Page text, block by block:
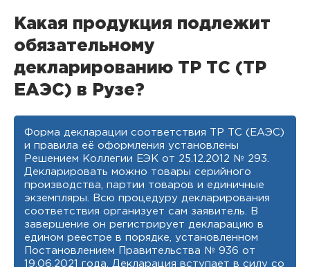
Какая продукция подлежит
обязательному
декларированию ТР ТС (ТР
ЕАЭС) в Рузе?
Форма декларации соответствия ТР ТС (ЕАЭС)
и правила её оформления установлены
Решением Коллегии ЕЭК от 25.12.2012 № 293.
Декларировать можно товары серийного
производства, партии товаров и единичные
экземпляры. Всю процедуру декларирования
соответствия организует сам заявитель. В
завершение он регистрирует декларацию в
едином реестре в порядке, установленном
Постановлением Правительства № 936 от
19.06.2021 года. Декларация вступает в силу со